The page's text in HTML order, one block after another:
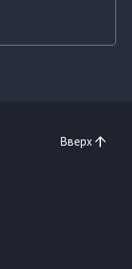
Вверх